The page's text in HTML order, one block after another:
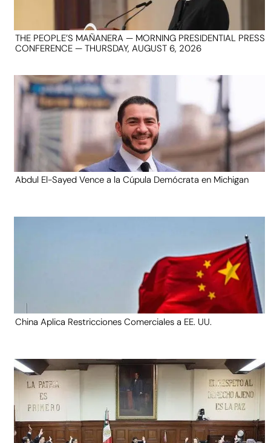
THE PEOPLE’S MAÑANERA — MORNING PRESIDENTIAL PRESS
CONFERENCE — THURSDAY, AUGUST 6, 2026
Abdul El-Sayed Vence a la Cúpula Demócrata en Michigan
China Aplica Restricciones Comerciales a EE. UU.